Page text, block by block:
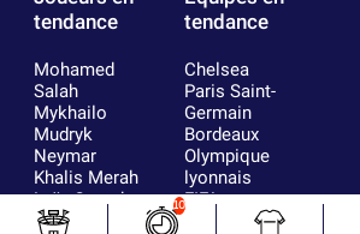
tendance
Mohamed
Salah
Mykhailo
Mudryk
Neymar
Khalis Merah
Loïs Openda
Moussa
tendance
Chelsea
Paris Saint-
Germain
Bordeaux
Olympique
lyonnais
FIFA
Real Madrid
10